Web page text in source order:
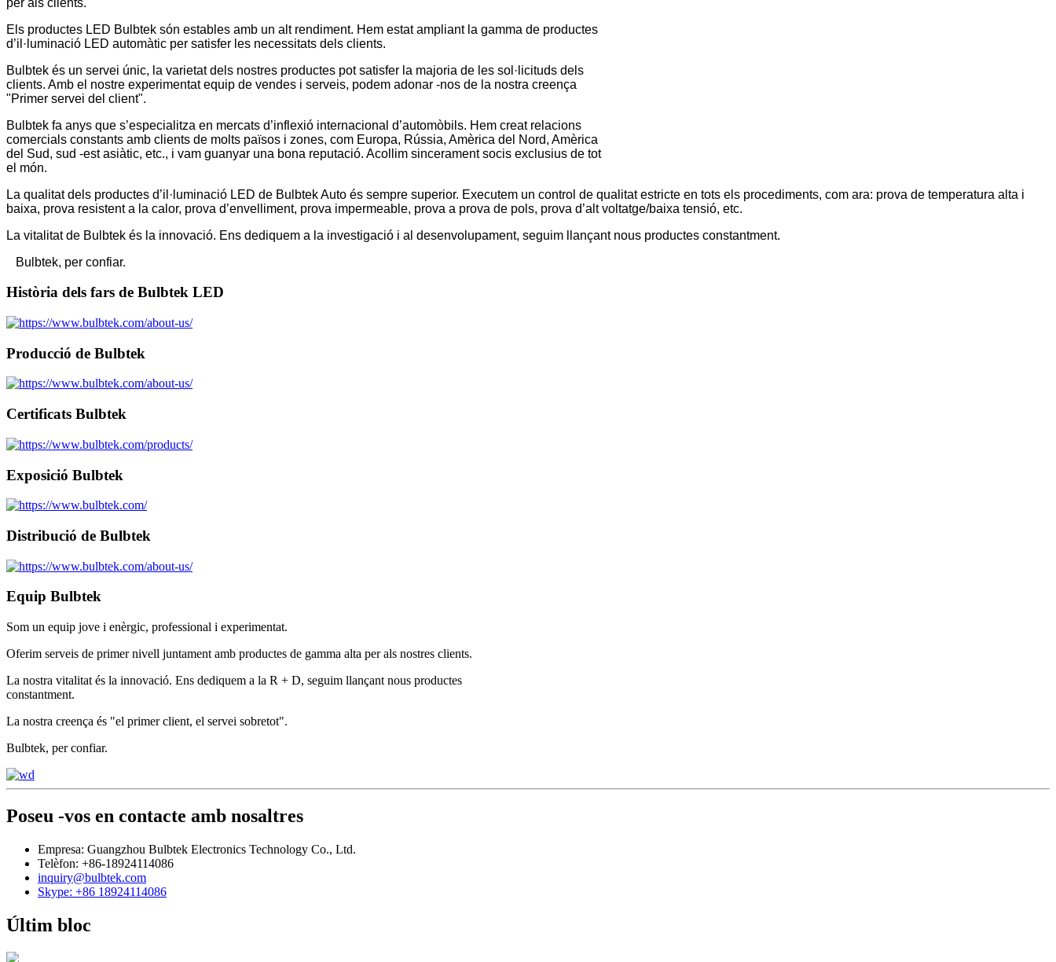
Els productes LED Bulbtek són estables amb un alt rendiment. Hem estat ampliant la gamma de productes
d’il·luminació LED automàtic per satisfer les necessitats dels clients.
Bulbtek és un servei únic, la varietat dels nostres productes pot satisfer la majoria de les sol·licituds dels
clients. Amb el nostre experimentat equip de vendes i serveis, podem adonar -nos de la nostra creença
"Primer servei del client".
Bulbtek fa anys que s’especialitza en mercats d’inflexió internacional d’automòbils. Hem creat relacions
comercials constants amb clients de molts països i zones, com Europa, Rússia, Amèrica del Nord, Amèrica
del Sud, sud -est asiàtic, etc., i vam guanyar una bona reputació. Acollim sincerament socis exclusius de tot
el món.
La qualitat dels productes d’il·luminació LED de Bulbtek Auto és sempre superior. Executem un control de qualitat estricte en tots els procediments, com ara: prova de temperatura alta i
baixa, prova resistent a la calor, prova d’envelliment, prova impermeable, prova a prova de pols, prova d’alt voltatge/baixa tensió, etc.
La vitalitat de Bulbtek és la innovació. Ens dediquem a la investigació i al desenvolupament, seguim llançant nous productes constantment.
Bulbtek, per confiar.
Història dels fars de Bulbtek LED
Producció de Bulbtek
Certificats Bulbtek
Exposició Bulbtek
Distribució de Bulbtek
Equip Bulbtek
Som un equip jove i enèrgic, professional i experimentat.
Oferim serveis de primer nivell juntament amb productes de gamma alta per als nostres clients.
La nostra vitalitat és la innovació. Ens dediquem a la R + D, seguim llançant nous productes
constantment.
La nostra creença és "el primer client, el servei sobretot".
Bulbtek, per confiar.
Poseu -vos en contacte amb nosaltres
Empresa: Guangzhou Bulbtek Electronics Technology Co., Ltd.
Telèfon: +86-18924114086
inquiry@bulbtek.com
Skype: +86 18924114086
Últim bloc